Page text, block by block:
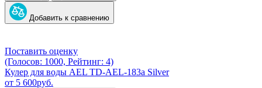
Добавить к сравнению
Поставить оценку
(Голосов: 1000, Рейтинг: 4)
Кулер для воды AEL TD-AEL-183a Silver
от 5 600руб.